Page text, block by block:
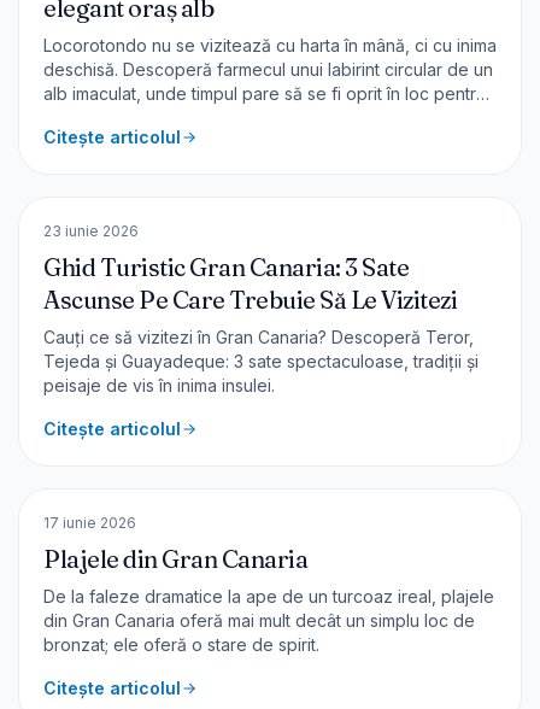
elegant oraș alb
Locorotondo nu se vizitează cu harta în mână, ci cu inima
deschisă. Descoperă farmecul unui labirint circular de un
alb imaculat, unde timpul pare să se fi oprit în loc pentru
Citește articolul
23 iunie 2026
Ghid Turistic Gran Canaria: 3 Sate
Ascunse Pe Care Trebuie Să Le Vizitezi
Cauți ce să vizitezi în Gran Canaria? Descoperă Teror,
Tejeda și Guayadeque: 3 sate spectaculoase, tradiții și
peisaje de vis în inima insulei.
Citește articolul
17 iunie 2026
Plajele din Gran Canaria
De la faleze dramatice la ape de un turcoaz ireal, plajele
din Gran Canaria oferă mai mult decât un simplu loc de
bronzat; ele oferă o stare de spirit.
Citește articolul